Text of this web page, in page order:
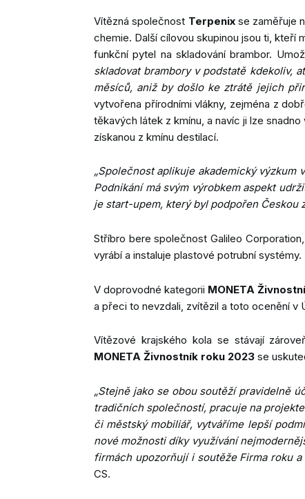
Vítězná společnost Terpenix se zaměřuje
chemie. Další cílovou skupinou jsou ti, kteří
funkční pytel na skladování brambor.
skladovat brambory v podstatě kdekoliv,
měsíců, aniž by došlo ke ztrátě jejich
vytvořena přírodními vlákny, zejména z
těkavých látek z kmínu, a navíc ji lze
získanou z kmínu destilací.
„Společnost aplikuje akademický
Podnikání má svým výrobkem aspekt
je start-upem, který byl podpořen Českou
Stříbro bere společnost Galileo
vyrábí a instaluje plastové potrubní systémy.
V doprovodné kategorii MONETA
a přeci to nevzdali, zvítězil a toto ocenění v
Vítězové krajského kola se stávají
MONETA Živnostník roku 2023 se
„Stejně jako se obou soutěží pravidelně
tradičních společností, pracuje na
či městský mobiliář, vytváříme lepší
nové možnosti díky využívání
firmách upozorňují i soutěže Firma roku a
CS.